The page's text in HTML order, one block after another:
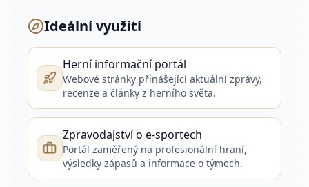
Ideální využití
Herní informační portál
Webové stránky přinášející aktuální zprávy,
recenze a články z herního světa.
Zpravodajství o e-sportech
Portál zaměřený na profesionální hraní,
výsledky zápasů a informace o týmech.